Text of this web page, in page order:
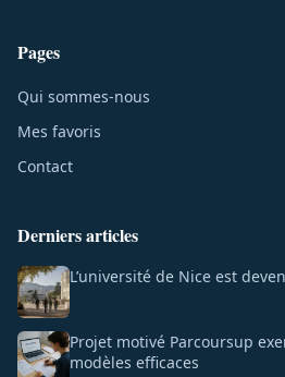
Pages
Qui sommes-nous
Mes favoris
Contact
Derniers articles
L’université de Nice est
Projet motivé Parcoursup
modèles efficaces